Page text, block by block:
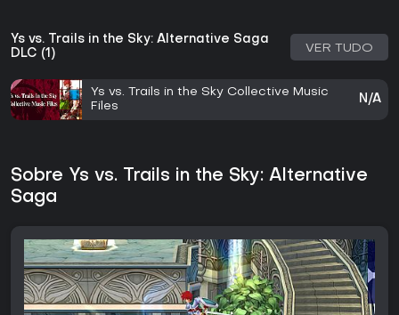
Ys vs. Trails in the Sky: Alternative Saga
DLC (1)
VER TUDO
Ys vs. Trails in the Sky Collective Music
Files
N/A
Sobre Ys vs. Trails in the Sky: Alternative
Saga